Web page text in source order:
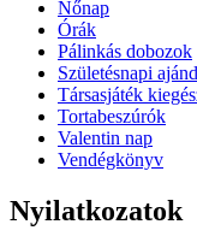
Nőnap
Órák
Pálinkás dobozok
Születésnapi
Társasjáték
Tortabeszúrók
Valentin nap
Vendégkönyv
Nyilatkozatok